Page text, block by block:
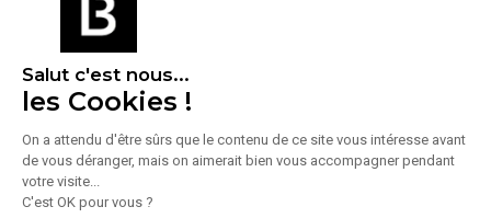
Salut c'est nous...
les Cookies !
On a attendu d'être sûrs que le contenu de ce site vous intéresse avant
de vous déranger, mais on aimerait bien vous accompagner pendant
votre visite...
C'est OK pour vous ?
commercial ou un bail professionnel.
PAS DE RESTAURATION Ref : 29819
1/1